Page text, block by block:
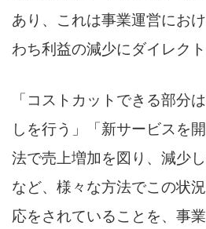
あり、これは事業運営にお
わち利益の減少にダイレクト
「コストカットできる部分
しを行う」「新サービスを
法で売上増加を図り、減少
など、様々な方法でこの状
応をされていることを、事